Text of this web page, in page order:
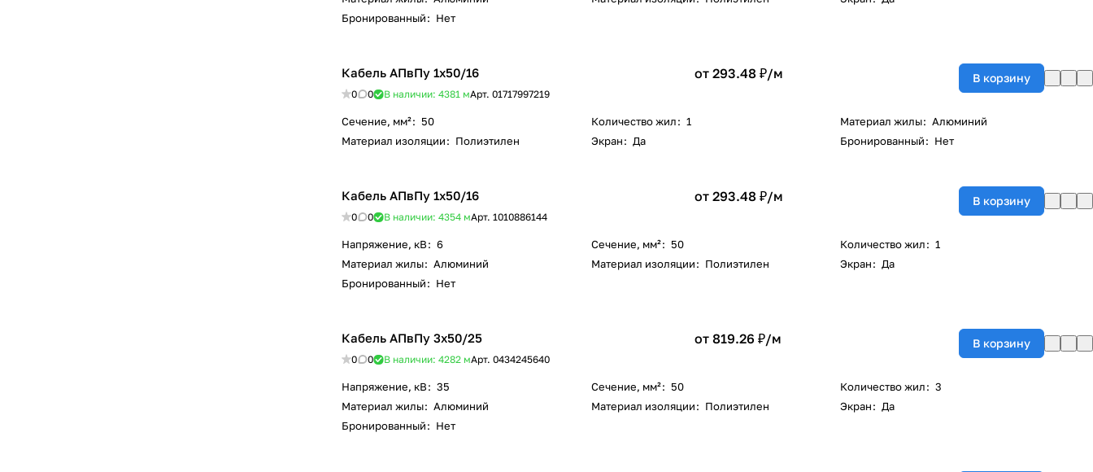
Бронированный: Нет
Кабель АПвПу 1х50/16
0 0 В наличии: 4381 мАрт. 01717997219
от 293.48 ₽/м В корзину
Сечение, мм²: 50 Количество жил: 1 Материал жилы: Алюминий
Материал изоляции: Полиэтилен Экран: Да Бронированный: Нет
Кабель АПвПу 1х50/16
0 0 В наличии: 4354 мАрт. 1010886144
от 293.48 ₽/м В корзину
Напряжение, кВ: 6 Сечение, мм²: 50 Количество жил: 1
Материал жилы: Алюминий Материал изоляции: Полиэтилен Экран: Да
Бронированный: Нет
Кабель АПвПу 3х50/25
0 0 В наличии: 4282 мАрт. 0434245640
от 819.26 ₽/м В корзину
Напряжение, кВ: 35 Сечение, мм²: 50 Количество жил: 3
Материал жилы: Алюминий Материал изоляции: Полиэтилен Экран: Да
Бронированный: Нет